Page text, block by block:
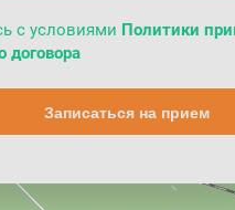
с условиями Политики
договора
Записаться на прием